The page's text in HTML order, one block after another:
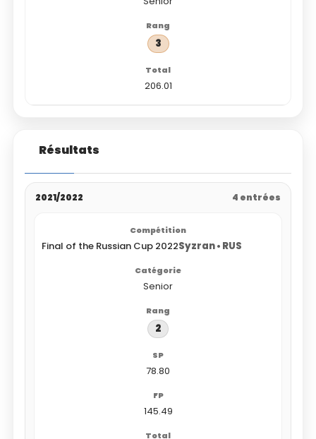
3
206.01
Résultats
2021/2022 4 entrées
Final of the Russian Cup 2022Syzran • RUS
Senior
2
78.80
145.49